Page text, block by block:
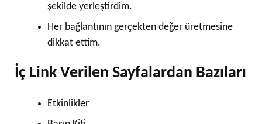
şekilde yerleştirdim.
Her bağlantının gerçekten değer üretmesine
dikkat ettim.
İç Link Verilen Sayfalardan Bazıları
Etkinlikler